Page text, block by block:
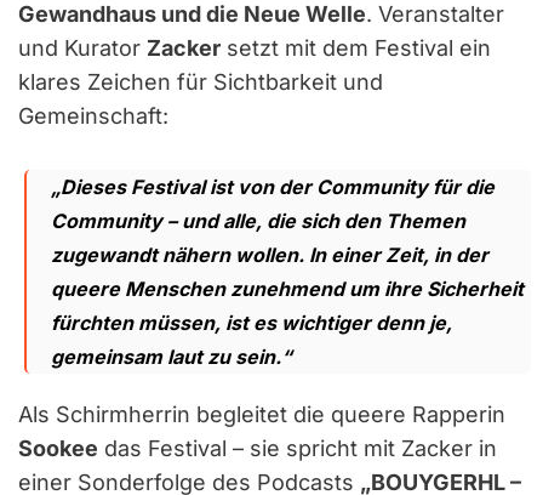
Gewandhaus und die Neue Welle. Veranstalter
und Kurator Zacker setzt mit dem Festival ein
klares Zeichen für Sichtbarkeit und
Gemeinschaft:
„Dieses Festival ist von der Community für die
Community – und alle, die sich den Themen
zugewandt nähern wollen. In einer Zeit, in der
queere Menschen zunehmend um ihre Sicherheit
fürchten müssen, ist es wichtiger denn je,
gemeinsam laut zu sein.“
Als Schirmherrin begleitet die queere Rapperin
Sookee das Festival – sie spricht mit Zacker in
einer Sonderfolge des Podcasts „BOUYGERHL –